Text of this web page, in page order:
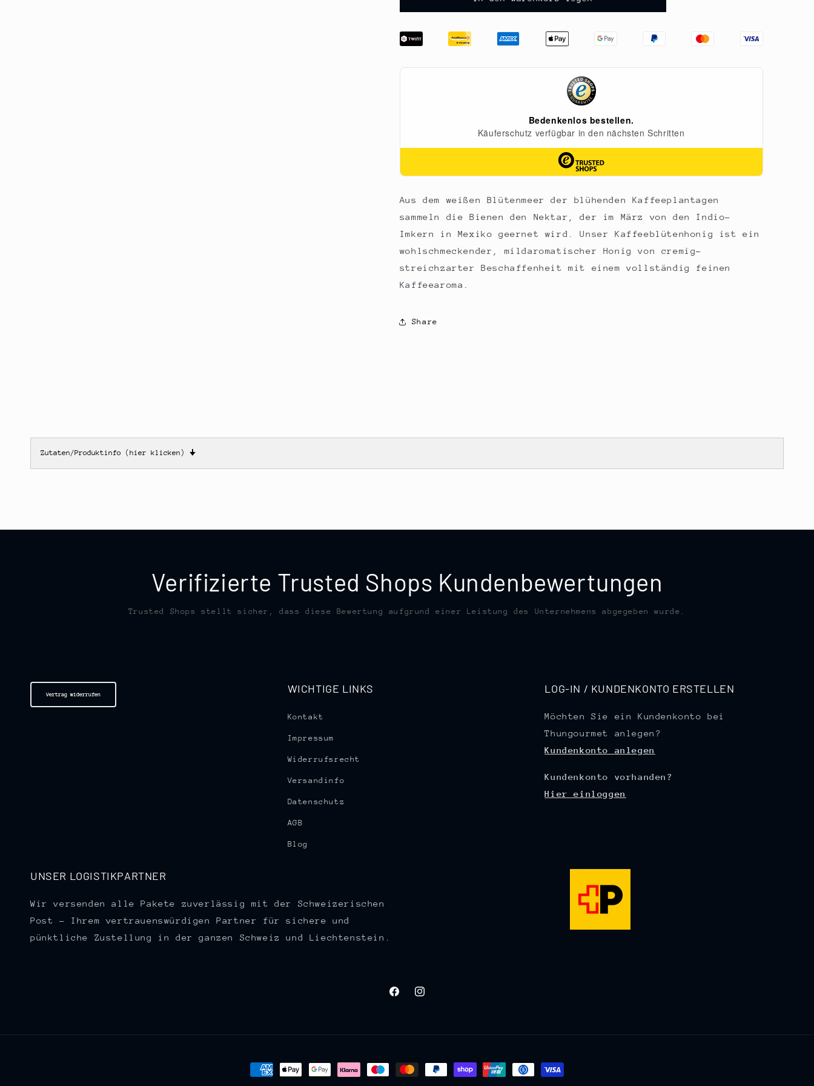
Imkerei
-
Kaffeeblüten-
g
Imkerei
-
Kaffeeblüten-
Portionsglas,
50
g
Aus dem weißen Blütenmeer der blühenden Kaffeeplantagen
sammeln die Bienen den Nektar, der im März von den Indio-
Imkern in Mexiko geernet wird. Unser Kaffeeblütenhonig ist ein
wohlschmeckender, mildaromatischer Honig von cremig-
streichzarter Beschaffenheit mit einem vollständig feinen
Kaffeearoma.
Share
Zutaten/Produktinfo (hier klicken) 🠋
Verifizierte Trusted Shops Kundenbewertungen
Trusted Shops stellt sicher, dass diese Bewertung aufgrund einer Leistung des Unternehmens abgegeben wurde.
Vertrag widerrufen WICHTIGE LINKS
Kontakt
Impressum
Widerrufsrecht
Versandinfo
Datenschutz
AGB
Blog
LOG-IN / KUNDENKONTO ERSTELLEN
Möchten Sie ein Kundenkonto bei
Thungourmet anlegen?
Kundenkonto anlegen
Kundenkonto vorhanden?
Hier einloggen
UNSER LOGISTIKPARTNER
Wir versenden alle Pakete zuverlässig mit der Schweizerischen
Post – Ihrem vertrauenswürdigen Partner für sichere und
pünktliche Zustellung in der ganzen Schweiz und Liechtenstein.
FacebookInstagram
Zahlungsmethoden